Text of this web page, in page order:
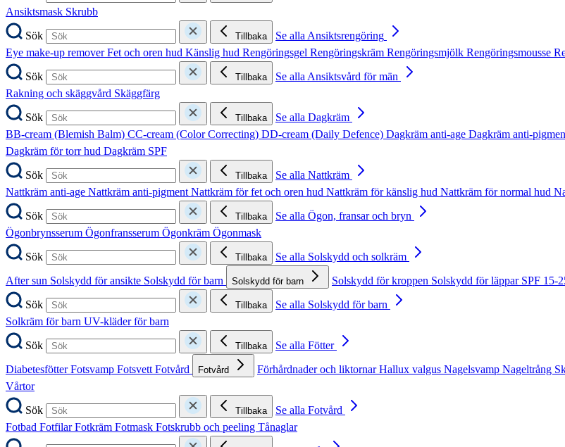
Ansiktsmask Skrubb
Sök
Tillbaka
Se alla Ansiktsrengöring
Eye make-up removerFet och oren hud Känslig hud Rengöringsgel Rengöringskräm Rengöringsmjölk Rengöringsmousse
Sök
Tillbaka
Se alla Ansiktsvård för män
Rakning och skäggvård Skäggfärg
Sök
Tillbaka
Se alla Dagkräm
BB-cream (Blemish Balm) CC-cream (Color Correcting) DD-cream (Daily Defence) Dagkräm anti-age Dagkräm anti-
Dagkräm för torr hud Dagkräm SPF
Sök
Tillbaka
Se alla Nattkräm
Nattkräm anti-age Nattkräm anti-pigment Nattkräm för fet och oren hud Nattkräm för känslig hud Nattkräm för normal hud
Sök
Tillbaka
Se alla Ögon, fransar och bryn
Ögonbrynsserum Ögonfransserum Ögonkräm Ögonmask
Sök
Tillbaka
Se alla Solskydd och solkräm
After sun Solskydd för ansikte Solskydd för barn Solskydd för barn Solskydd för kroppen Solskydd för läppar SPF 15-
Sök
Tillbaka
Se alla Solskydd för barn
Solkräm för barn UV-kläder för barn
Sök
Tillbaka
Se alla Fötter
DiabetesfötterFotsvamp Fotsvett Fotvård Fotvård Förhårdnader och liktornarHallux valgus Nagelsvamp Nageltrång
Vårtor
Sök
Tillbaka
Se alla Fotvård
Fotbad FotfilarFotkräm Fotmask Fotskrubb och peeling Tånaglar